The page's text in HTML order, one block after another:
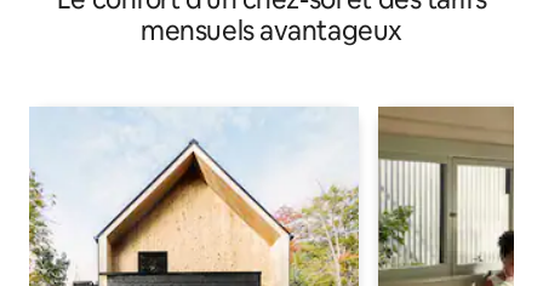
mensuels avantageux